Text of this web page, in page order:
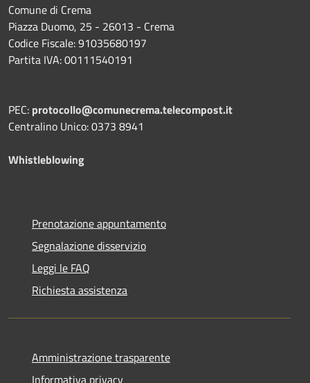
Comune di Crema
Piazza Duomo, 25 - 26013 - Crema
Codice Fiscale: 91035680197
Partita IVA: 00111540191
PEC: protocollo@comunecrema.telecompost.it
Centralino Unico: 0373 8941
Whistleblowing
Prenotazione appuntamento
Segnalazione disservizio
Leggi le FAQ
Richiesta assistenza
Amministrazione trasparente
Informativa privacy